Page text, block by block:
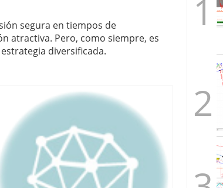
segura en tiempos de
atractiva. Pero, como siempre, es
diversificada.